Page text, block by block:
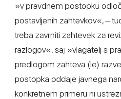
»v pravdnem postopku
postavljenih zahtevkov«, –
treba zavrniti zahtevek za
razlogov«, saj »vlagatelj s
predlogom zahteva (le)
postopka oddaje javnega
konkretnem primeru ni